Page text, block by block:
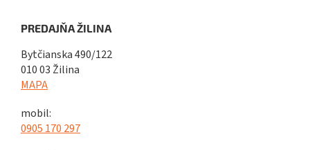
PREDAJŇA ŽILINA
Bytčianska 490/122
010 03 Žilina
MAPA
mobil:
0905 170 297